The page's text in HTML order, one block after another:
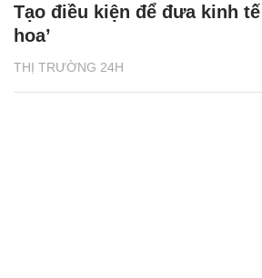
THỊ TRƯỜNG 24H
Tạo điều kiện để đưa kinh tế
hoa’